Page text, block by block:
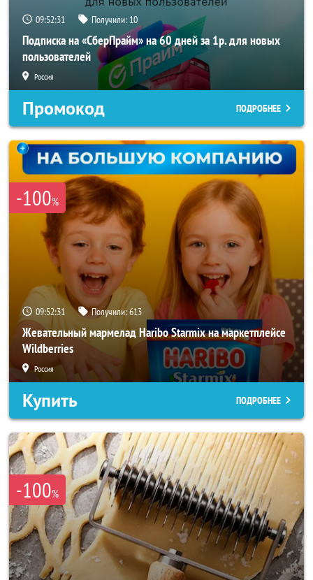
09:52:29 Получили: 10
Подписка на «СберПрайм» на 60 дней за 1р. для новых
пользователей
Россия
Промокод ПОДРОБНЕЕ
-100%
09:52:29 Получили:613
Жевательный мармелад Haribo Starmix на маркетплейсе
Wildberries
Россия
Купить ПОДРОБНЕЕ
-100%